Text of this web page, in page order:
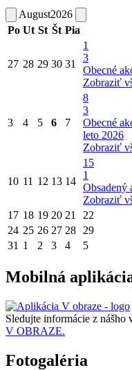
August2026
Po Ut St Št Pia
27 28 29 30 31
1
3
Obecné
Zobraziť
3 4 5 6 7
8
3
Obecné
leto 2026
Zobraziť
10 11 12 13 14
15
1
Obsadený
Zobraziť
17 18 19 20 21 22
24 25 26 27 28 29
31 1 2 3 4 5
Mobilná
Sledujte informácie z nášho
V OBRAZE.
Fotogaléria